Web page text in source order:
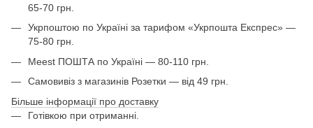
65-70 грн.
Укрпоштою по Україні за тарифом «Укрпошта Експрес» —
75-80 грн.
Meest ПОШТА по Україні — 80-110 грн.
Самовивіз з магазинів Розетки — від 49 грн.
Більше інформації про доставку
Готівкою при отриманні.